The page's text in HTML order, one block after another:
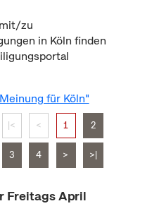
zu
in Köln finden
für Köln"
|< < 1 2
3 4 > >|
Freitags April